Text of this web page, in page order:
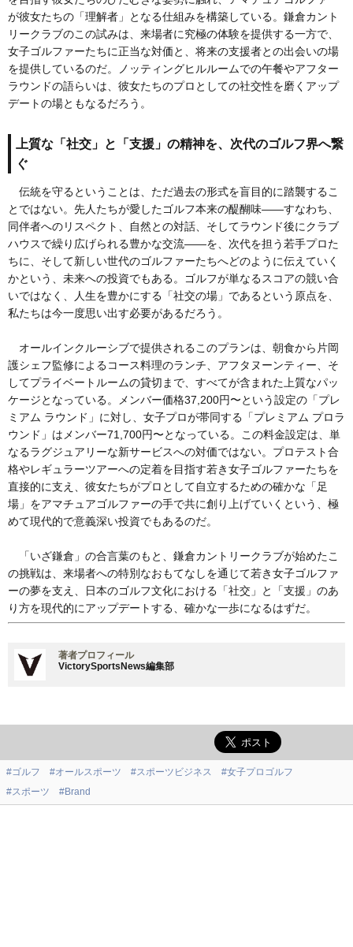
が彼女たちの「理解者」となる仕組みを構築している。鎌倉カント
リークラブのこの試みは、来場者に究極の体験を提供する一方で、
女子ゴルファーたちに正当な対価と、将来の支援者との出会いの場
を提供しているのだ。ノッティングヒルルームでの午餐やアフター
ラウンドの語らいは、彼女たちのプロとしての社交性を磨くアップ
デートの場ともなるだろう。
上質な「社交」と「支援」の精神を、次代のゴルフ界へ繋
ぐ
伝統を守るということは、ただ過去の形式を盲目的に踏襲するこ
とではない。先人たちが愛したゴルフ本来の醍醐味——すなわち、
同伴者へのリスペクト、自然との対話、そしてラウンド後にクラブ
ハウスで繰り広げられる豊かな交流——を、次代を担う若手プロた
ちに、そして新しい世代のゴルファーたちへどのように伝えていく
かという、未来への投資でもある。ゴルフが単なるスコアの競い合
いではなく、人生を豊かにする「社交の場」であるという原点を、
私たちは今一度思い出す必要があるだろう。
オールインクルーシブで提供されるこのプランは、朝食から片岡
護シェフ監修によるコース料理のランチ、アフタヌーンティー、そ
してプライベートルームの貸切まで、すべてが含まれた上質なパッ
ケージとなっている。メンバー価格37,200円〜という設定の「プレ
ミアム ラウンド」に対し、女子プロが帯同する「プレミアム プロラ
ウンド」はメンバー71,700円〜となっている。この料金設定は、単
なるラグジュアリーな新サービスへの対価ではない。プロテスト合
格やレギュラーツアーへの定着を目指す若き女子ゴルファーたちを
直接的に支え、彼女たちがプロとして自立するための確かな「足
場」をアマチュアゴルファーの手で共に創り上げていくという、極
めて現代的で意義深い投資でもあるのだ。
「いざ鎌倉」の合言葉のもと、鎌倉カントリークラブが始めたこ
の挑戦は、来場者への特別なおもてなしを通じて若き女子ゴルファ
ーの夢を支え、日本のゴルフ文化における「社交」と「支援」のあ
り方を現代的にアップデートする、確かな一歩になるはずだ。
著者プロフィール
VictorySportsNews編集部
#ゴルフ #オールスポーツ #スポーツビジネス
#女子プロゴルフ
#スポーツ
#Brand